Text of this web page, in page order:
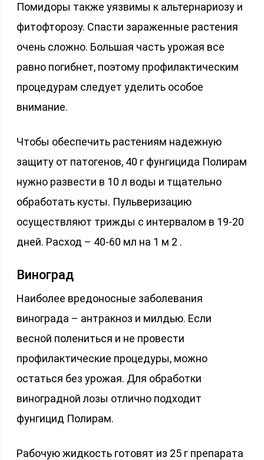
Помидоры также уязвимы к альтернариозу и
фитофторозу. Спасти зараженные растения
очень сложно. Большая часть урожая все
равно погибнет, поэтому профилактическим
процедурам следует уделить особое
внимание.
Чтобы обеспечить растениям надежную
защиту от патогенов, 40 г фунгицида Полирам
нужно развести в 10 л воды и тщательно
обработать кусты. Пульверизацию
осуществляют трижды с интервалом в 19-20
дней. Расход – 40-60 мл на 1 м 2 .
Виноград
Наиболее вредоносные заболевания
винограда – антракноз и милдью. Если
весной полениться и не провести
профилактические процедуры, можно
остаться без урожая. Для обработки
виноградной лозы отлично подходит
фунгицид Полирам.
Рабочую жидкость готовят из 25 г препарата